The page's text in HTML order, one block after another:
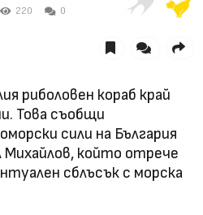
220 0
риболовен кораб край
Това съобщи
сили на България
Михайлов, който отрече
сблъсък с морска